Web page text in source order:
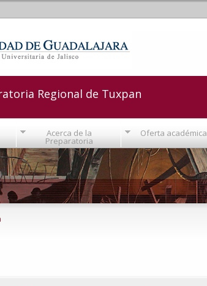
Regional de Tuxpan
Acerca de la
Preparatoria
Oferta académica